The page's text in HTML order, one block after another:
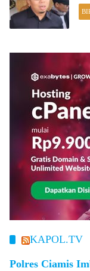
KAPOL.TV
Polres Ciamis